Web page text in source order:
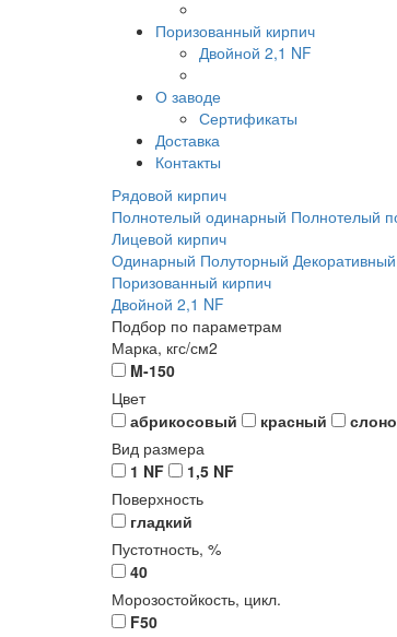
Поризованный кирпич
Двойной 2,1 NF
О заводе
Сертификаты
Доставка
Контакты
Рядовой кирпич
Полнотелый одинарный Полнотелый
Лицевой кирпич
Одинарный Полуторный Декоративный
Поризованный кирпич
Двойной 2,1 NF
Подбор по параметрам
Марка, кгс/см2
M-150
Цвет
абрикосовый
красный
Вид размера
1 NF
1,5 NF
Поверхность
гладкий
Пустотность, %
40
Морозостойкость, цикл.
F50